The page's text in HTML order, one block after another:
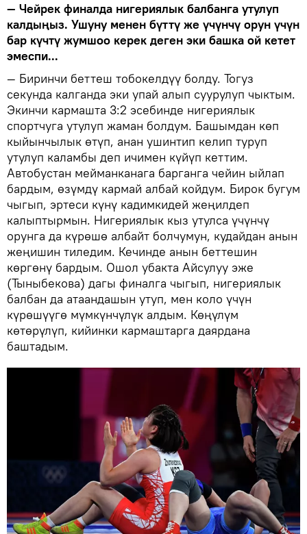
— Чейрек финалда нигериялык балбанга утулуп
калдыңыз. Ушуну менен бүттү же үчүнчү орун үчүн
бар күчтү жумшоо керек деген эки башка ой кетет
эмеспи...
— Биринчи беттеш тобокелдүү болду. Тогуз
секунда калганда эки упай алып суурулуп чыктым.
Экинчи кармашта 3:2 эсебинде нигериялык
спортчуга утулуп жаман болдум. Башымдан көп
кыйынчылык өтүп, анан ушинтип келип туруп
утулуп каламбы деп ичимен күйүп кеттим.
Автобустан мейманканага барганга чейин ыйлап
бардым, өзүмдү кармай албай койдум. Бирок бугум
чыгып, эртеси күнү кадимкидей жеңилдеп
калыптырмын. Нигериялык кыз утулса үчүнчү
орунга да күрөшө албайт болчумун, кудайдан анын
жеңишин тиледим. Кечинде анын беттешин
көргөнү бардым. Ошол убакта Айсулуу эже
(Тыныбекова) дагы финалга чыгып, нигериялык
балбан да атаандашын утуп, мен коло үчүн
күрөшүүгө мүмкүнчүлүк алдым. Көңүлүм
көтөрүлүп, кийинки кармаштарга даярдана
баштадым.